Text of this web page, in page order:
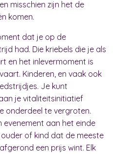
misschien zijn het de
komen.
dat je op de
had. Die kriebels die je als
en het inlevermoment is
Kinderen, en vaak ook
Je kunt
je vitaliteitsinitiatief
onderdeel te vergroten.
evenement aan het einde
of kind dat de meeste
een prijs wint. Elk